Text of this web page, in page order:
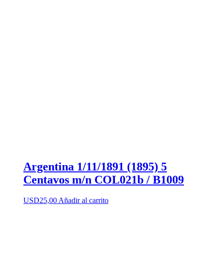
Argentina 1/11/1891 (1895) 5
Centavos m/n COL021b / B1009
USD25,00 Añadir al carrito